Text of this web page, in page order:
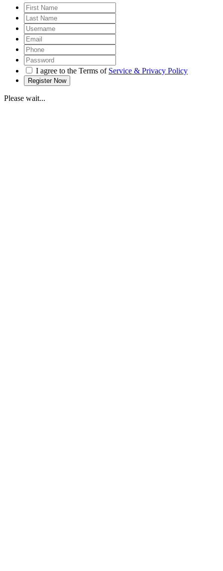
I agree to the Terms of Service & Privacy Policy
Please wait...